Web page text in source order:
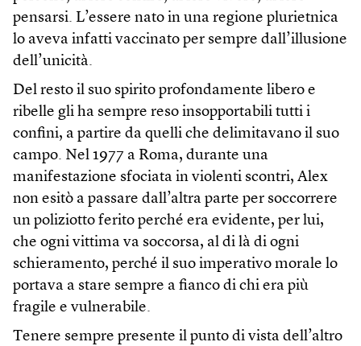
pensarsi. L’essere nato in una regione plurietnica
lo aveva infatti vaccinato per sempre dall’illusione
dell’unicità.
Del resto il suo spirito profondamente libero e
ribelle gli ha sempre reso insopportabili tutti i
confini, a partire da quelli che delimitavano il suo
campo. Nel 1977 a Roma, durante una
manifestazione sfociata in violenti scontri, Alex
non esitò a passare dall’altra parte per soccorrere
un poliziotto ferito perché era evidente, per lui,
che ogni vittima va soccorsa, al di là di ogni
schieramento, perché il suo imperativo morale lo
portava a stare sempre a fianco di chi era più
fragile e vulnerabile.
Tenere sempre presente il punto di vista dell’altro